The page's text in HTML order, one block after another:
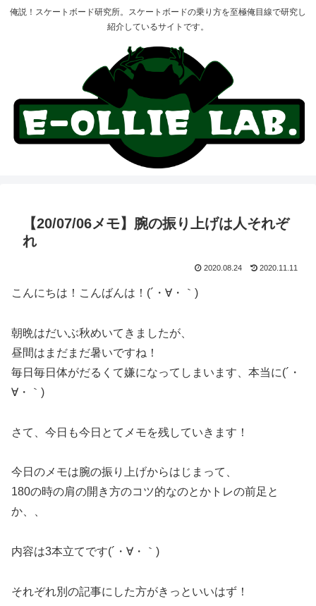
俺説！スケートボード研究所。スケートボードの乗り方を至極俺目線で研究し
紹介しているサイトです。
【20/07/06メモ】腕の振り上げは人それぞ
れ
2020.08.24 2020.11.11
こんにちは！こんばんは！(´・∀・｀)
朝晩はだいぶ秋めいてきましたが、
昼間はまだまだ暑いですね！
毎日毎日体がだるくて嫌になってしまいます、本当に(´・
∀・｀)
さて、今日も今日とてメモを残していきます！
今日のメモは腕の振り上げからはじまって、
180の時の肩の開き方のコツ的なのとかトレの前足と
か、、
内容は3本立てです(´・∀・｀)
それぞれ別の記事にした方がきっといいはず！